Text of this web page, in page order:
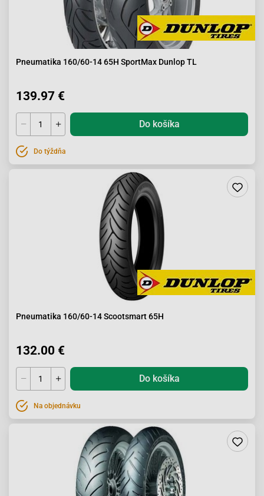
Pneumatika 160/60-14 65H SportMax Dunlop TL
139.97 €
Do košíka
Do týždňa
Pneumatika 160/60-14 Scootsmart 65H
132.00 €
Do košíka
Na objednávku